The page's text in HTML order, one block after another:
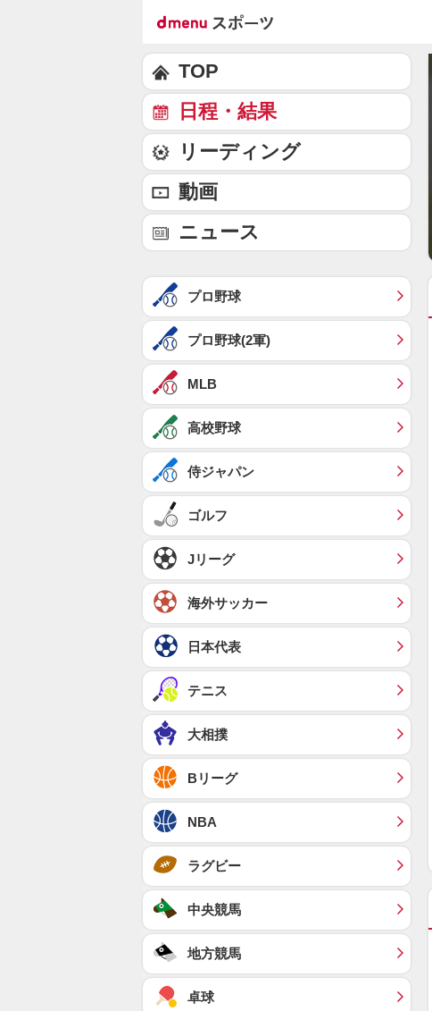
TOP
日程・結果
リーディング
動画
ニュース
プロ野球
プロ野球(2軍)
MLB
高校野球
侍ジャパン
ゴルフ
Jリーグ
海外サッカー
日本代表
テニス
大相撲
Bリーグ
NBA
ラグビー
中央競馬
地方競馬
卓球